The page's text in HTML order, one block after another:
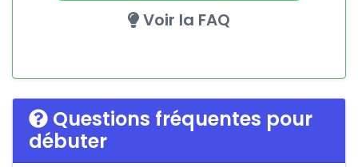
Voir la FAQ
Questions fréquentes pour
débuter